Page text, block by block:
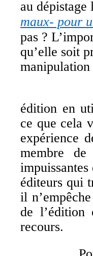
au
maux- pour
pas ?
qu’elle soit
édition en
ce que cela
expérience
membre
éditeurs qui
il
de l’édition
recours.